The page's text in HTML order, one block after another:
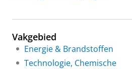
Vakgebied
Energie & Brandstoffen
Technologie, Chemische